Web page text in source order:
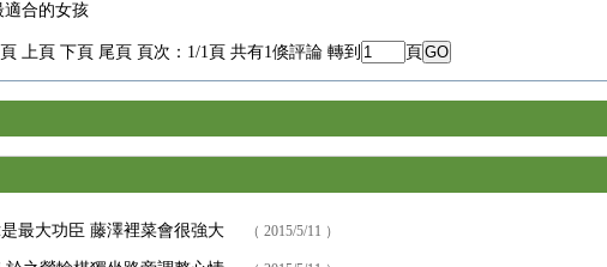
適合的女孩
上頁 下頁 尾頁 頁次：1/1頁 共有1倏評論 轉到 頁
最大功臣 藤澤裡菜會很強大 （ 2015/5/11 ）